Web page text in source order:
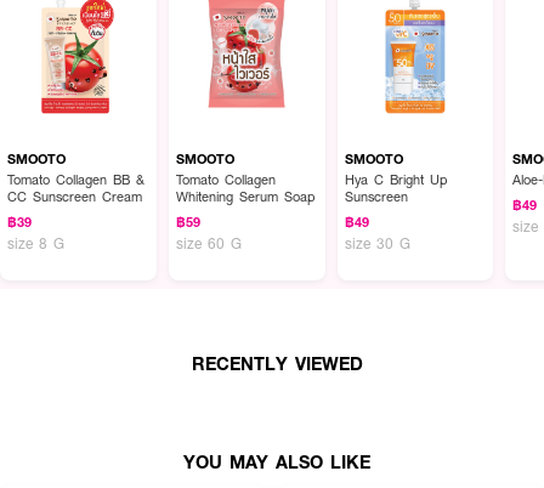
SMOOTO
Tomato Collagen BB &
CC Sunscreen Cream
฿39
size 8 G
SMOOTO
Tomato Collagen
Whitening Serum Soap
฿59
size 60 G
SMOOTO
Hya C Bright Up
Sunscreen
฿49
size 30 G
฿49
size
RECENTLY VIEWED
YOU MAY ALSO LIKE